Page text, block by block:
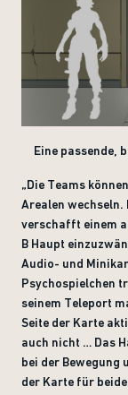
Eine passende,
„Die Teams
Arealen wechseln.
verschafft einem
B Haupt
Audio- und
Psychospielchen
seinem Teleport
Seite der Karte
auch nicht … Das
bei der Bewegung
der Karte für